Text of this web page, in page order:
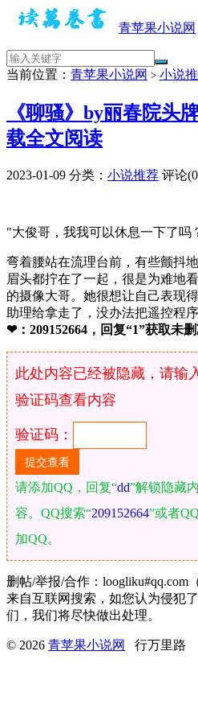
青苹果小说网
当前位置： 青苹果小说网 > 小说
《聊骚》by丽春院头
载全文阅读
2023-01-09 分类： 小说推荐 评论
"大俊哥，我我可以休息一下了吗
弯着腰站在流理台前，有些颤抖
眉头都拧在了一起，很是为难地
的摄像大哥。她很想让自己表现
助理给拿走了，没办法把遥控程
❤：209152664，回复“1”获取未
此处内容已经被隐藏，请输
验证码查看内容
验证码：
请添加QQ，回复“dd”解锁隐藏内
容。QQ搜索“209152664”或者
加QQ。
删帖/举报/合作：loogliku#qq.com
来自互联网搜索，如您认为侵犯
们，我们将尽快做出处理。
© 2026 青苹果小说网 行万里路